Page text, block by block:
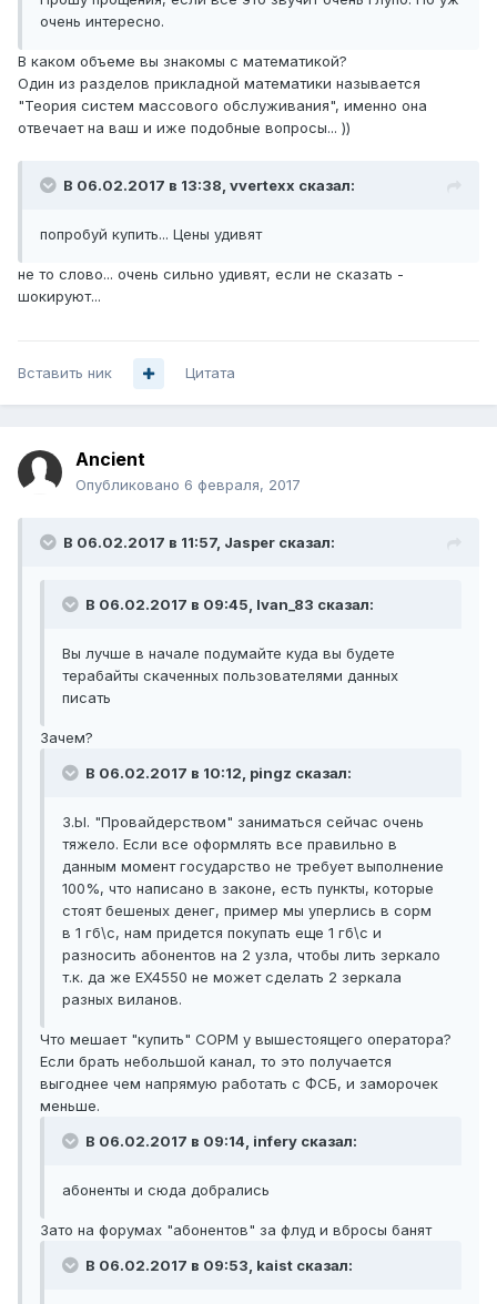
очень интересно.
В каком объеме вы знакомы с математикой?
Один из разделов прикладной математики называется
"Теория систем массового обслуживания", именно она
отвечает на ваш и иже подобные вопросы... ))
В 06.02.2017 в 13:38, vvertexx сказал:
попробуй купить... Цены удивят
не то слово... очень сильно удивят, если не сказать -
шокируют...
Вставить ник Цитата
Ancient
Опубликовано 6 февраля, 2017
В 06.02.2017 в 11:57, Jasper сказал:
В 06.02.2017 в 09:45, Ivan_83 сказал:
Вы лучше в начале подумайте куда вы будете
терабайты скаченных пользователями данных
писать
Зачем?
В 06.02.2017 в 10:12, pingz сказал:
З.Ы. "Провайдерством" заниматься сейчас очень
тяжело. Если все оформлять все правильно в
данным момент государство не требует выполнение
100%, что написано в законе, есть пункты, которые
стоят бешеных денег, пример мы уперлись в сорм
в 1 гб\c, нам придется покупать еще 1 гб\с и
разносить абонентов на 2 узла, чтобы лить зеркало
т.к. да же EX4550 не может сделать 2 зеркала
разных виланов.
Что мешает "купить" СОРМ у вышестоящего оператора?
Если брать небольшой канал, то это получается
выгоднее чем напрямую работать с ФСБ, и заморочек
меньше.
В 06.02.2017 в 09:14, infery сказал:
абоненты и сюда добрались
Зато на форумах "абонентов" за флуд и вбросы банят
В 06.02.2017 в 09:53, kaist сказал: